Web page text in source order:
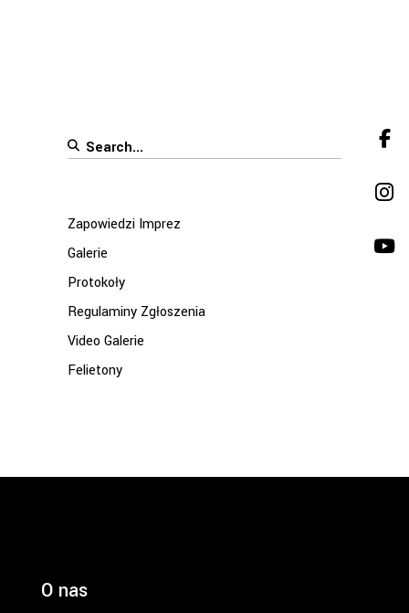
Search
Zapowiedzi Imprez
Galerie
Protokoły
Regulaminy Zgłoszenia
Video Galerie
Felietony
O nas